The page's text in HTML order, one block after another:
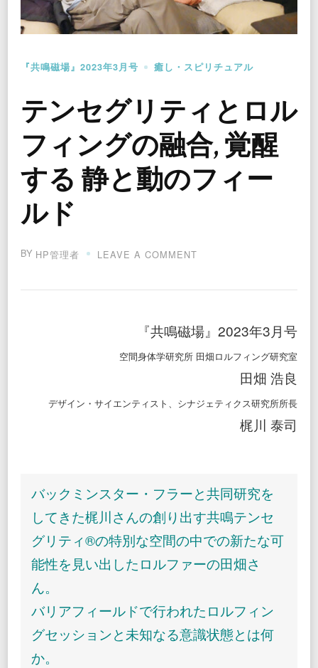
『共鳴磁場』2023年3月号 癒し・スピリチュアル
テンセグリティとロル
フィングの融合, 覚醒
する 静と動のフィー
ルド
BY HP管理者 LEAVE A COMMENT
セ
テ
と
フ
覚
醒
す
る
と
フ
ィ
ー
ル
『共鳴磁場』2023年3月号
空間身体学研究所 田畑ロルフィング研究室
田畑 浩良
デザイン・サイエンティスト、シナジェティクス研究所所長
梶川 泰司
バックミンスター・フラーと共同研究を
してきた梶川さんの創り出す共鳴テンセ
グリティ®の特別な空間の中での新たな可
能性を見い出したロルファーの田畑さ
ん。
バリアフィールドで行われたロルフィン
グセッションと未知なる意識状態とは何
か。